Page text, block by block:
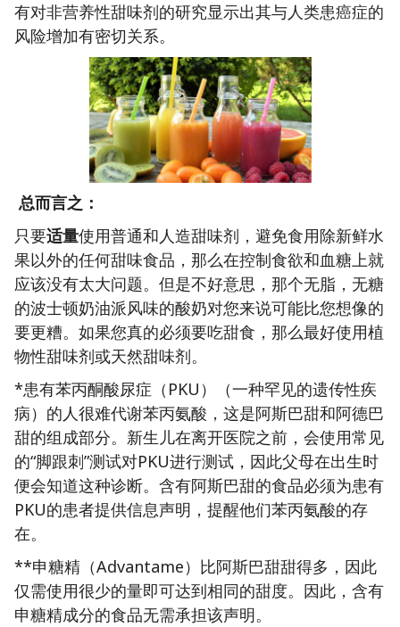
有对非营养性甜味剂的研究显示出其与人类患癌症的
风险增加有密切关系。
总而言之：
只要适量使用普通和人造甜味剂，避免食用除新鲜水
果以外的任何甜味食品，那么在控制食欲和血糖上就
应该没有太大问题。但是不好意思，那个无脂，无糖
的波士顿奶油派风味的酸奶对您来说可能比您想像的
要更糟。如果您真的必须要吃甜食，那么最好使用植
物性甜味剂或天然甜味剂。
*患有苯丙酮酸尿症（PKU）（一种罕见的遗传性疾
病）的人很难代谢苯丙氨酸，这是阿斯巴甜和阿德巴
甜的组成部分。新生儿在离开医院之前，会使用常见
的“脚跟刺”测试对PKU进行测试，因此父母在出生时
便会知道这种诊断。含有阿斯巴甜的食品必须为患有
PKU的患者提供信息声明，提醒他们苯丙氨酸的存
在。
**申糖精（Advantame）比阿斯巴甜甜得多，因此
仅需使用很少的量即可达到相同的甜度。因此，含有
申糖精成分的食品无需承担该声明。